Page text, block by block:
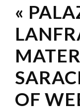
«
OF